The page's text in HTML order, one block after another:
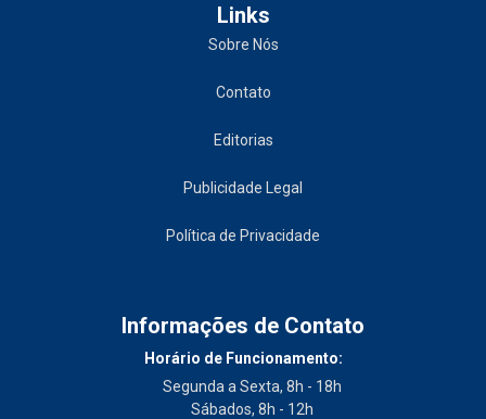
Links
Sobre Nós
Contato
Editorias
Publicidade Legal
Política de Privacidade
Informações de Contato
Horário de Funcionamento:
Segunda a Sexta, 8h - 18h
Sábados, 8h - 12h